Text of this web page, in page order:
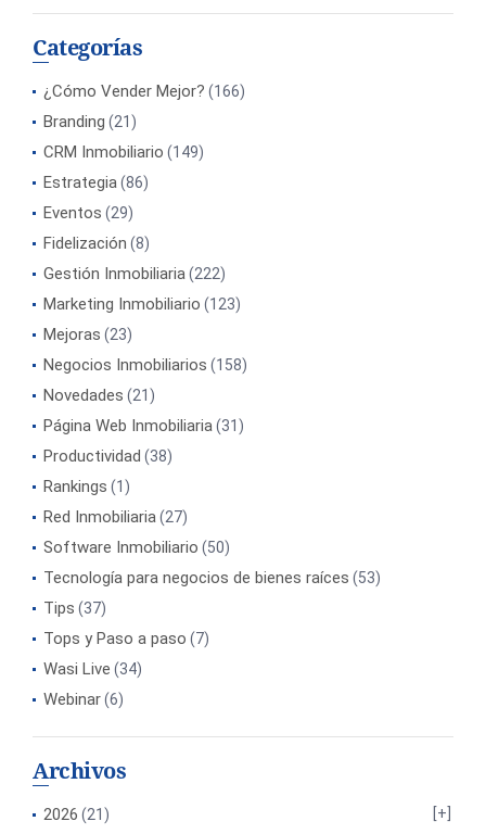
Categorías
¿Cómo Vender Mejor? (166)
Branding (21)
CRM Inmobiliario (149)
Estrategia(86)
Eventos (29)
Fidelización (8)
Gestión Inmobiliaria(222)
Marketing Inmobiliario (123)
Mejoras (23)
Negocios Inmobiliarios (158)
Novedades (21)
Página Web Inmobiliaria(31)
Productividad (38)
Rankings (1)
Red Inmobiliaria(27)
Software Inmobiliario (50)
Tecnología para negocios de bienes raíces (53)
Tips (37)
Tops y Paso a paso (7)
Wasi Live (34)
Webinar(6)
Archivos
2026 (21)